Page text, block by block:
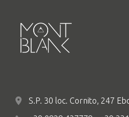
S.P. 30 loc. Cornito, 247